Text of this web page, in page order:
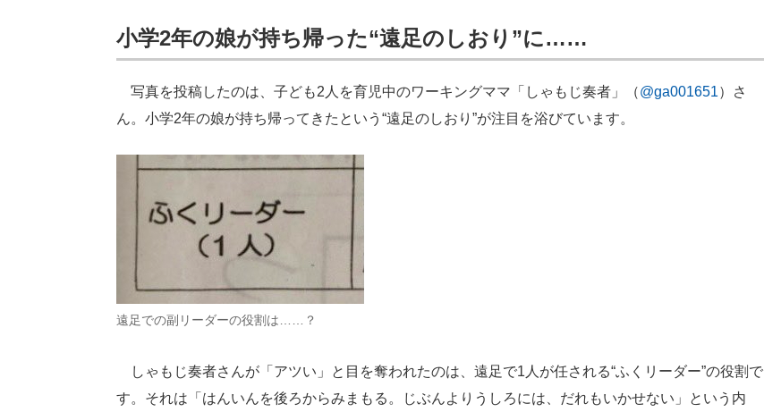
小学2年の娘が持ち帰った“遠足のしおり”に……
写真を投稿したのは、子ども2人を育児中のワーキングママ「しゃもじ奏者」（@ga001651）さ
ん。小学2年の娘が持ち帰ってきたという“遠足のしおり”が注目を浴びています。
遠足での副リーダーの役割は……？
しゃもじ奏者さんが「アツい」と目を奪われたのは、遠足で1人が任される“ふくリーダー”の役割で
す。それは「はんいんを後ろからみまもる。じぶんよりうしろには、だれもいかせない」という内